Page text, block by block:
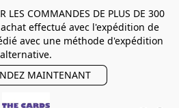
LES COMMANDES DE PLUS DE 300
achat effectué avec l'expédition de
avec une méthode d'expédition
alternative.
MAINTENANT